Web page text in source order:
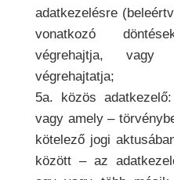
adatkezelésre
vonatkozó
végrehajtja, vagy
végrehajtatja;
5a. közös
vagy amely –
kötelező jogi
között – az